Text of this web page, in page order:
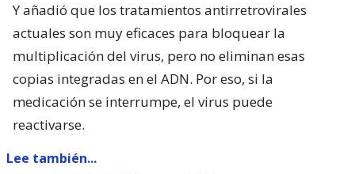
Y añadió que los tratamientos antirretrovirales
actuales son muy eficaces para bloquear la
multiplicación del virus, pero no eliminan esas
copias integradas en el ADN. Por eso, si la
medicación se interrumpe, el virus puede
reactivarse.
Lee también...